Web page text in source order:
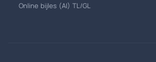
Online bijles (AI) TL/GL